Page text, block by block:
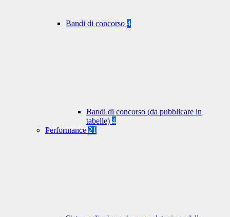
Bandi di concorso 4
Bandi di concorso (da pubblicare in
tabelle) 4
Performance 21